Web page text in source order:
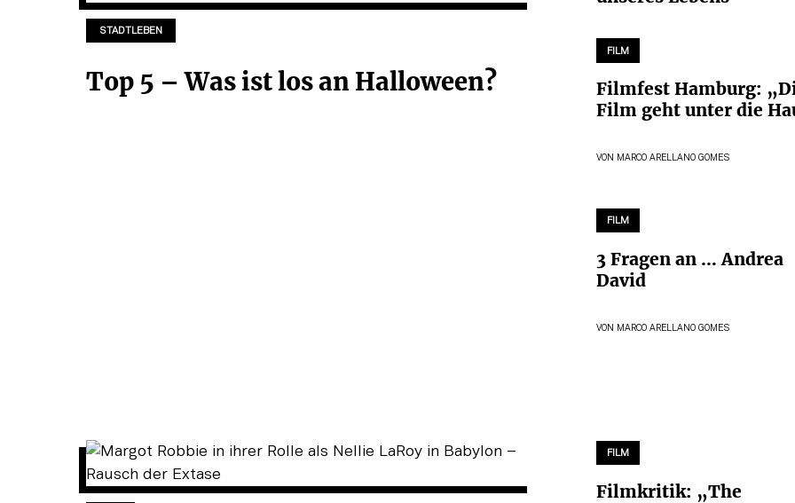
STADTLEBEN
Top 5 – Was ist los an Halloween?
FILM
Filmfest Hamburg:
Film geht unter die
VON MARCO ARELLANO GOMES
FILM
3 Fragen an … Andrea
David
VON MARCO ARELLANO GOMES
FILM
Filmkritik: „The